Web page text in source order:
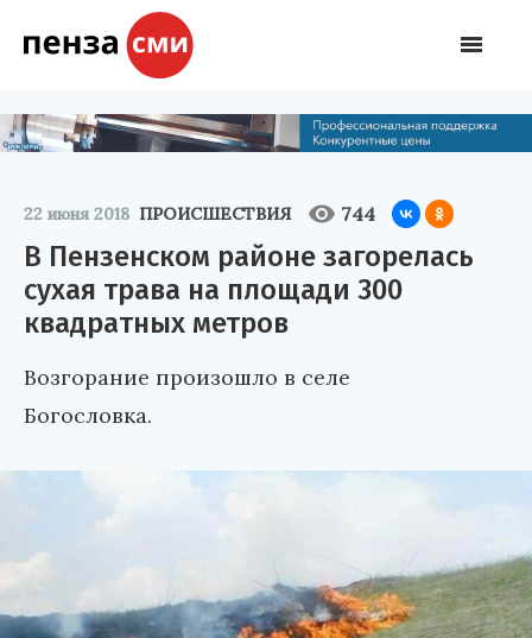
22 июня 2018 ПРОИСШЕСТВИЯ 744
В Пензенском районе загорелась
сухая трава на площади 300
квадратных метров
Возгорание произошло в селе
Богословка.